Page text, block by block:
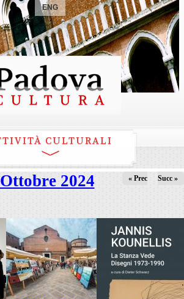
ENG
CULTURALI
Ottobre 2024 « Prec Succ »